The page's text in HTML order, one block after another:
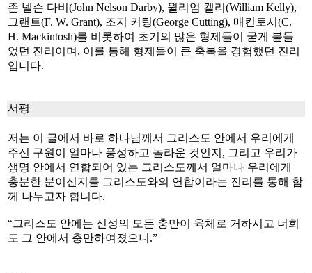
존 넬슨 다비(John Nelson Darby), 윌리엄 켈리(William Kelly),
그랜트(F. W. Grant), 조지 커팅(George Cutting), 매킨토시(C.
H. Mackintosh)를 비롯하여 초기의 많은 형제들이 굳게 붙들
었던 진리이며, 이를 통해 형제들이 큰 축복을 경험했던 진리
입니다.
서평
저는 이 글에서 바로 하나님께서 그리스도 안에서 우리에게
주신 구원이 얼마나 풍성하고 놀라운 것인지, 그리고 우리가
생명 안에서 연합되어 있는 그리스도께서 얼마나 우리에게
충분한 분이신지를 그리스도와의 연합이라는 진리를 통해 함
께 나누고자 합니다.
“그리스도 안에는 신성의 모든 충만이 육체로 거하시고 너희
도 그 안에서 충만하여졌으니.”